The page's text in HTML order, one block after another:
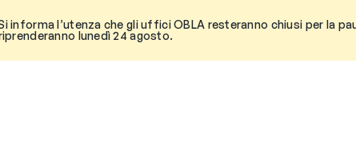
informa l’utenza che gli uffici OBLA resteranno chiusi per la
lunedì 24 agosto.